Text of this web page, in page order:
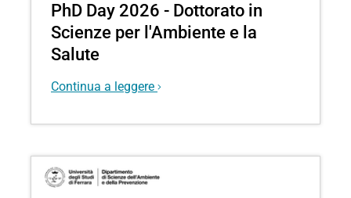
PhD Day 2026 - Dottorato in
Scienze per l'Ambiente e la
Salute
Continua a leggere